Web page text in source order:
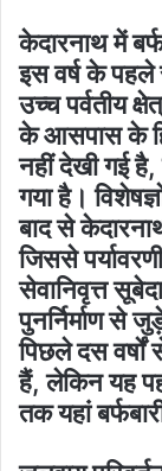
केदारनाथ में
इस वर्ष के
उच्च पर्वतीय
के आसपास के
नहीं देखी गई है,
गया है।
बाद से
जिससे
सेवानिवृत्त
पुनर्निर्माण से
पिछले दस वर्षों
हैं, लेकिन यह
तक यहां